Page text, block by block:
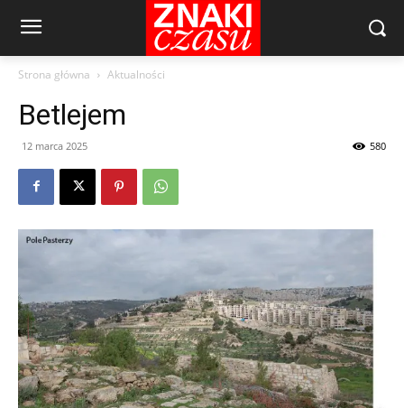
Strona główna Aktualności
Betlejem
12 marca 2025 580